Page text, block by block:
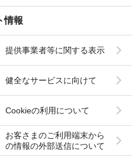
情報
提供事業者等に関する表示
健全なサービスに向けて
Cookieの利用について
お客さまのご利用端末から
の情報の外部送信について